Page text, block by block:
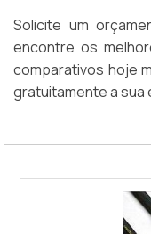
Solicite um
encontre os
comparativos hoje
gratuitamente a sua